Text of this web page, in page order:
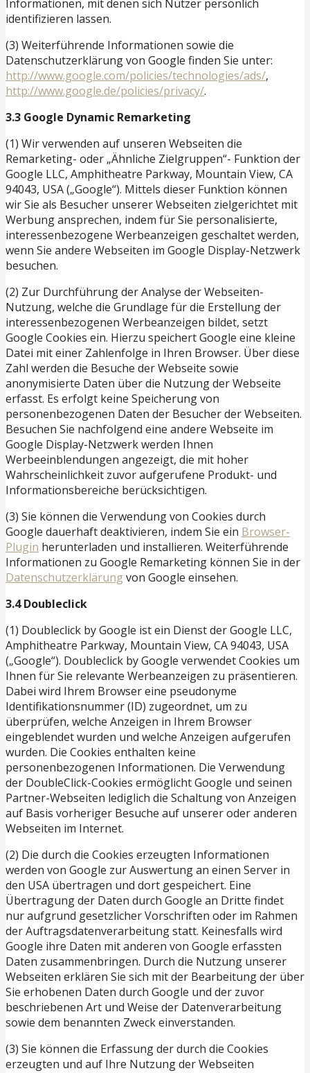
Informationen, mit denen sich Nutzer persönlich
identifizieren lassen.
(3) Weiterführende Informationen sowie die
Datenschutzerklärung von Google finden Sie unter:
http://www.google.com/policies/technologies/ads/,
http://www.google.de/policies/privacy/.
3.3 Google Dynamic Remarketing
(1) Wir verwenden auf unseren Webseiten die
Remarketing- oder „Ähnliche Zielgruppen“- Funktion der
Google LLC, Amphitheatre Parkway, Mountain View, CA
94043, USA („Google“). Mittels dieser Funktion können
wir Sie als Besucher unserer Webseiten zielgerichtet mit
Werbung ansprechen, indem für Sie personalisierte,
interessenbezogene Werbeanzeigen geschaltet werden,
wenn Sie andere Webseiten im Google Display-Netzwerk
besuchen.
(2) Zur Durchführung der Analyse der Webseiten-
Nutzung, welche die Grundlage für die Erstellung der
interessenbezogenen Werbeanzeigen bildet, setzt
Google Cookies ein. Hierzu speichert Google eine kleine
Datei mit einer Zahlenfolge in Ihren Browser. Über diese
Zahl werden die Besuche der Webseite sowie
anonymisierte Daten über die Nutzung der Webseite
erfasst. Es erfolgt keine Speicherung von
personenbezogenen Daten der Besucher der Webseiten.
Besuchen Sie nachfolgend eine andere Webseite im
Google Display-Netzwerk werden Ihnen
Werbeeinblendungen angezeigt, die mit hoher
Wahrscheinlichkeit zuvor aufgerufene Produkt- und
Informationsbereiche berücksichtigen.
(3) Sie können die Verwendung von Cookies durch
Google dauerhaft deaktivieren, indem Sie ein Browser-
Plugin herunterladen und installieren. Weiterführende
Informationen zu Google Remarketing können Sie in der
Datenschutzerklärung von Google einsehen.
3.4 Doubleclick
(1) Doubleclick by Google ist ein Dienst der Google LLC,
Amphitheatre Parkway, Mountain View, CA 94043, USA
(„Google“). Doubleclick by Google verwendet Cookies um
Ihnen für Sie relevante Werbeanzeigen zu präsentieren.
Dabei wird Ihrem Browser eine pseudonyme
Identifikationsnummer (ID) zugeordnet, um zu
überprüfen, welche Anzeigen in Ihrem Browser
eingeblendet wurden und welche Anzeigen aufgerufen
wurden. Die Cookies enthalten keine
personenbezogenen Informationen. Die Verwendung
der DoubleClick-Cookies ermöglicht Google und seinen
Partner-Webseiten lediglich die Schaltung von Anzeigen
auf Basis vorheriger Besuche auf unserer oder anderen
Webseiten im Internet.
(2) Die durch die Cookies erzeugten Informationen
werden von Google zur Auswertung an einen Server in
den USA übertragen und dort gespeichert. Eine
Übertragung der Daten durch Google an Dritte findet
nur aufgrund gesetzlicher Vorschriften oder im Rahmen
der Auftragsdatenverarbeitung statt. Keinesfalls wird
Google ihre Daten mit anderen von Google erfassten
Daten zusammenbringen. Durch die Nutzung unserer
Webseiten erklären Sie sich mit der Bearbeitung der über
Sie erhobenen Daten durch Google und der zuvor
beschriebenen Art und Weise der Datenverarbeitung
sowie dem benannten Zweck einverstanden.
(3) Sie können die Erfassung der durch die Cookies
erzeugten und auf Ihre Nutzung der Webseiten